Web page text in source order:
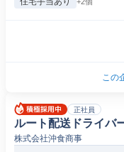
この
正社員
ルート配送ドライバ
株式会社沖食商事